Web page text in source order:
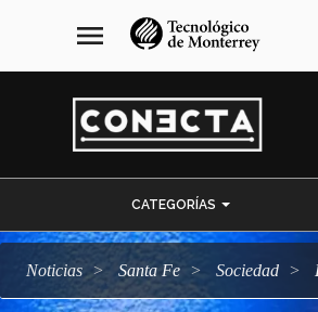
navegación
principal
menu
CATEGORÍAS
Noticias Santa Fe sociedad